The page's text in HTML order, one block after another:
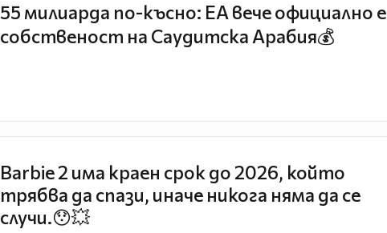
55 милиарда по-късно: EA вече официално е
собственост на Саудитска Арабия💰
Barbie 2 има краен срок до 2026, който
трябва да спази, иначе никога няма да се
случи.😯💥